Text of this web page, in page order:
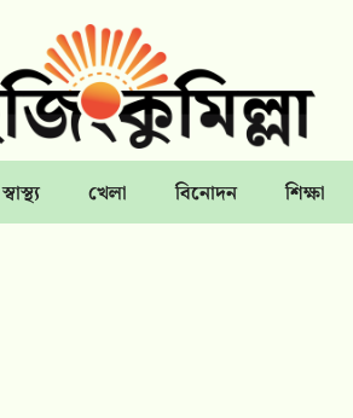
স্বাস্থ্য খেলা বিনোদন শিক্ষা